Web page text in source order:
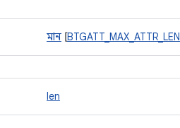
মান [BTGATT_MAX_ATTR_LEN
len